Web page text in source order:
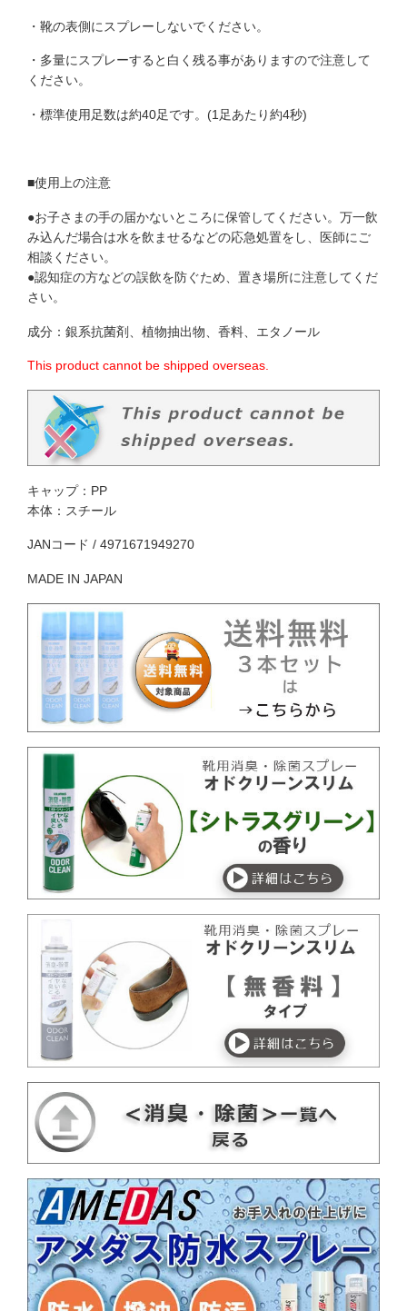
・靴の表側にスプレーしないでください。
・多量にスプレーすると白く残る事がありますので注意して
ください。
・標準使用足数は約40足です。(1足あたり約4秒)
■使用上の注意
●お子さまの手の届かないところに保管してください。万一飲
み込んだ場合は水を飲ませるなどの応急処置をし、医師にご
相談ください。
●認知症の方などの誤飲を防ぐため、置き場所に注意してくだ
さい。
成分：銀系抗菌剤、植物抽出物、香料、エタノール
This product cannot be shipped overseas.
キャップ：PP
本体：スチール
JANコード / 4971671949270
MADE IN JAPAN